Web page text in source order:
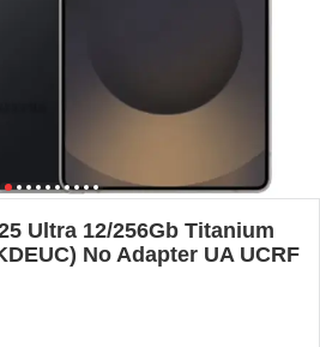
Ultra 12/256Gb Titanium
No Adapter UA UCRF